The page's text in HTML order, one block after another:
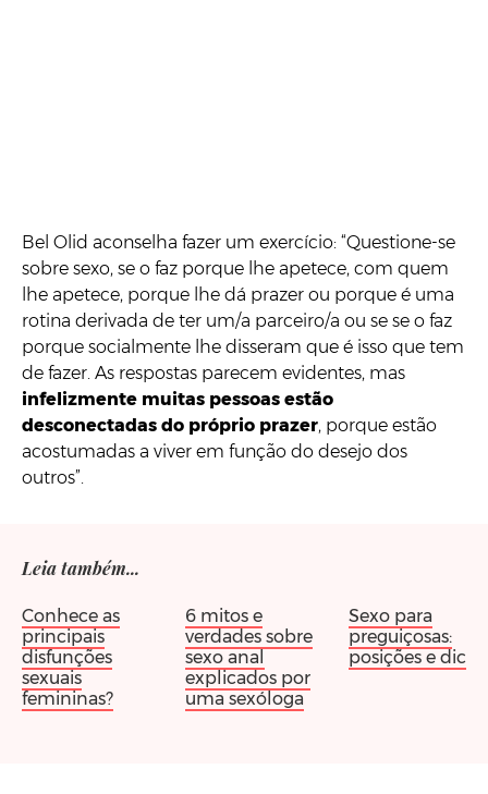
Bel Olid aconselha fazer um exercício: “Questione-se
sobre sexo, se o faz porque lhe apetece, com quem
lhe apetece, porque lhe dá prazer ou porque é uma
rotina derivada de ter um/a parceiro/a ou se se o faz
porque socialmente lhe disseram que é isso que tem
de fazer. As respostas parecem evidentes, mas
infelizmente muitas pessoas estão
desconectadas do próprio prazer, porque estão
acostumadas a viver em função do desejo dos
outros”.
Leia também...
Conhece as
principais
disfunções
sexuais
femininas?
6 mitos e
verdades sobre
sexo anal
explicados por
uma sexóloga
Sexo para
preguiçosas:
posições e dicas